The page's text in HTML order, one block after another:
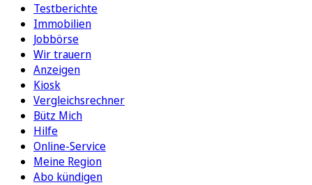
Testberichte
Immobilien
Jobbörse
Wir trauern
Anzeigen
Kiosk
Vergleichsrechner
Bütz Mich
Hilfe
Online-Service
Meine Region
Abo kündigen